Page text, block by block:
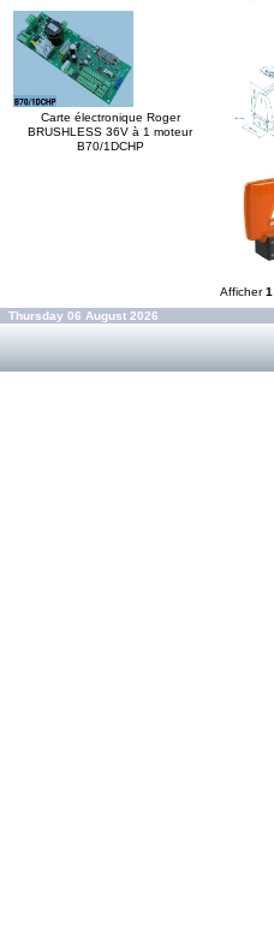
Carte électronique Roger
BRUSHLESS 36V à 1 moteur
B70/1DCHP
Afficher1
Thursday 06 August 2026